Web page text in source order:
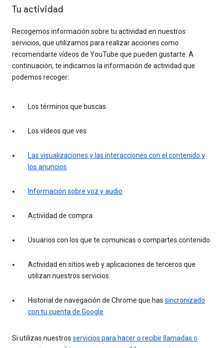
Tu actividad
Recogemos información sobre tu actividad en nuestros
servicios, que utilizamos para realizar acciones como
recomendarte vídeos de YouTube que pueden gustarte. A
continuación, te indicamos la información de actividad que
podemos recoger:
Los términos que buscas
Los vídeos que ves
Las visualizaciones y las interacciones con el contenido y
los anuncios
Información sobre voz y audio
Actividad de compra
Usuarios con los que te comunicas o compartes contenido
Actividad en sitios web y aplicaciones de terceros que
utilizan nuestros servicios
Historial de navegación de Chrome que has sincronizado
con tu cuenta de Google
Si utilizas nuestros servicios para hacer o recibir llamadas o